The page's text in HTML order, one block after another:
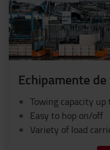
Echipamente
Towing capacity up
Easy to hop on/off
Variety of load